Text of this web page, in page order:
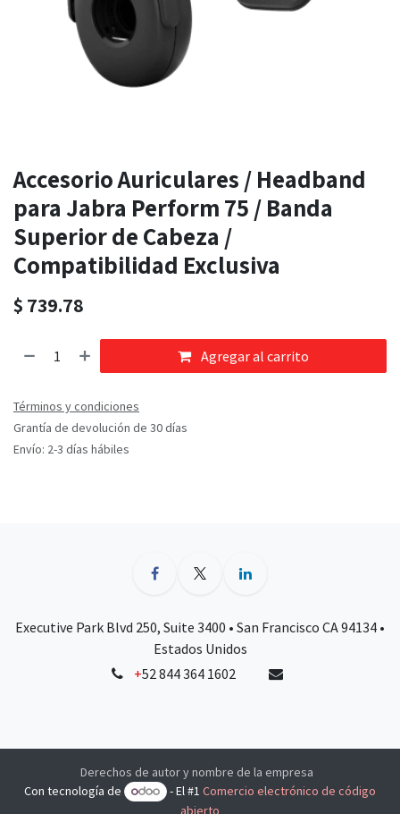
Accesorio Auriculares / Headband
para Jabra Perform 75 / Banda
Superior de Cabeza /
Compatibilidad Exclusiva
$ 739.78
Agregar al carrito
Términos y condiciones
Grantía de devolución de 30 días
Envío: 2-3 días hábiles
Executive Park Blvd 250, Suite 3400 • San Francisco CA 94134 •
Estados Unidos
+52 844 364 1602
Derechos de autor y nombre de la empresa
Con tecnología de
- El #1Comercio electrónico de código
abierto